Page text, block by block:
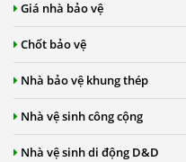
Giá nhà bảo vệ
Chốt bảo vệ
Nhà bảo vệ khung thép
Nhà vệ sinh công cộng
Nhà vệ sinh di động D&D